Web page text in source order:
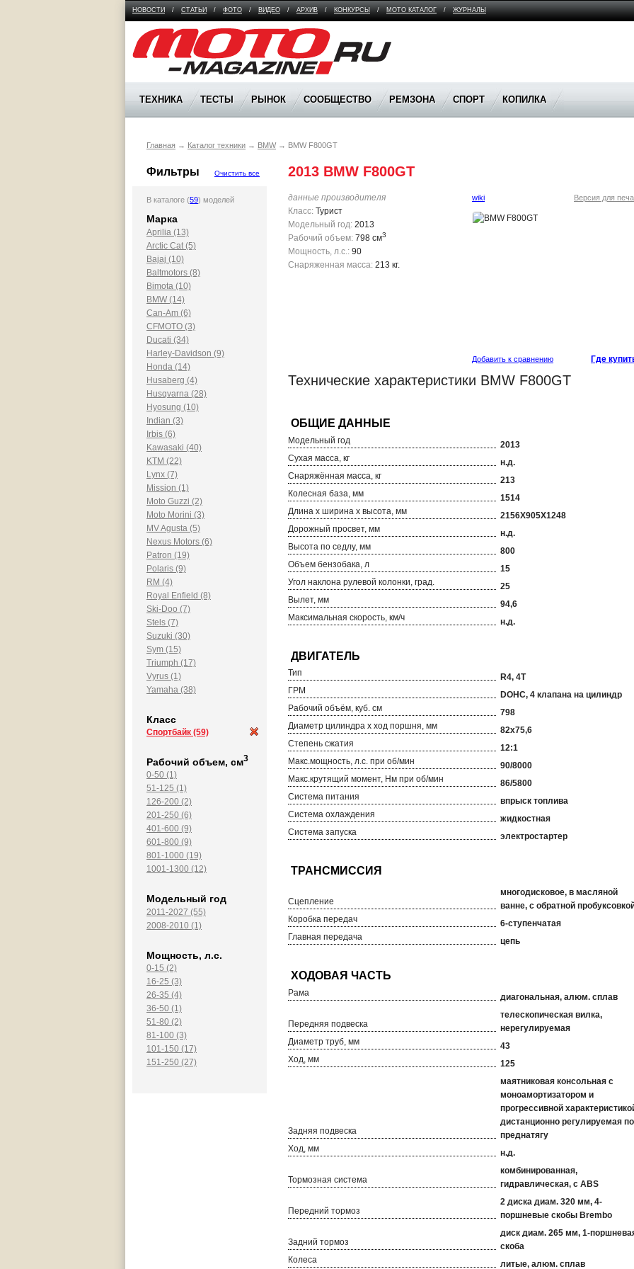
НОВОСТИ / СТАТЬИ / ФОТО / ВИДЕО / АРХИВ / КОНКУРСЫ / МОТО КАТАЛОГ / ЖУРНАЛЫ
Moto Magazine
ТЕХНИКА ТЕСТЫ РЫНОК СООБЩЕСТВО РЕМЗОНА СПОРТ КОПИЛКА
Главная → Каталог техники → BMW→ BMW F800GT
Фильтры Очистить все
В каталоге (59) моделей
Марка
Aprilia (13)
Arctic Cat (5)
Bajaj (10)
Baltmotors (8)
Bimota (10)
BMW (14)
Can-Am (6)
CFMOTO (3)
Ducati (34)
Harley-Davidson (9)
Honda (14)
Husaberg (4)
Husqvarna (28)
Hyosung (10)
Indian (3)
Irbis (6)
Kawasaki (40)
KTM (22)
Lynx (7)
Mission (1)
Moto Guzzi (2)
Moto Morini (3)
MV Agusta (5)
Nexus Motors (6)
Patron (19)
Polaris (9)
RM (4)
Royal Enfield (8)
Ski-Doo (7)
Stels (7)
Suzuki (30)
Sym (15)
Triumph (17)
Vyrus (1)
Yamaha (38)
Класс
Спортбайк (59)
Рабочий объем, см3
0-50 (1)
51-125 (1)
126-200 (2)
201-250 (6)
401-600 (9)
601-800 (9)
801-1000 (19)
1001-1300 (12)
Модельный год
2011-2027 (55)
2008-2010 (1)
Мощность, л.с.
0-15 (2)
16-25 (3)
26-35 (4)
36-50 (1)
51-80 (2)
81-100 (3)
101-150 (17)
151-250 (27)
2013 BMW F800GT
данные производителя
Класс: Турист
Модельный год: 2013
Рабочий объем: 798 см3
Мощность, л.с.: 90
Снаряженная масса: 213 кг.
wiki Версия для
Добавить к сравнению Где
Технические характеристики BMW F800GT
Модельный год
2013
Сухая масса, кг
н.д.
Снаряжённая масса, кг
213
Колесная база, мм
1514
Длина х ширина х высота, мм
2156Х905Х1248
Дорожный просвет, мм
н.д.
Высота по седлу, мм
800
Объем бензобака, л
15
Угол наклона рулевой колонки, град.
25
Вылет, мм
94,6
Максимальная скорость, км/ч
н.д.
Тип
R4, 4T
ГРМ
DOHC, 4 клапана на цилиндр
Рабочий объём, куб. см
798
Диаметр цилиндра х ход поршня, мм
82х75,6
Степень сжатия
12:1
Макс.мощность, л.с. при об/мин
90/8000
Макс.крутящий момент, Нм при об/мин
86/5800
Система питания
впрыск топлива
Система охлаждения
жидкостная
Система запуска
электростартер
Сцепление
многодисковое, в масляной
ванне, с обратной
Коробка передач
6-ступенчатая
Главная передача
цепь
Рама диагональная, алюм. сплав
Передняя подвеска
телескопическая вилка,
нерегулируемая
Диаметр труб, мм
43
Ход, мм
125
Задняя подвеска
маятниковая консольная с
моноамортизатором и
прогрессивной
дистанционно регулируемая по
преднатягу
Ход, мм
н.д.
Тормозная система
комбинированная,
гидравлическая, с ABS
Передний тормоз
2 диска диам. 320 мм, 4-
поршневые скобы Brembo
Задний тормоз
диск диам. 265 мм, 1-
скоба
Колеса
литые, алюм. сплав